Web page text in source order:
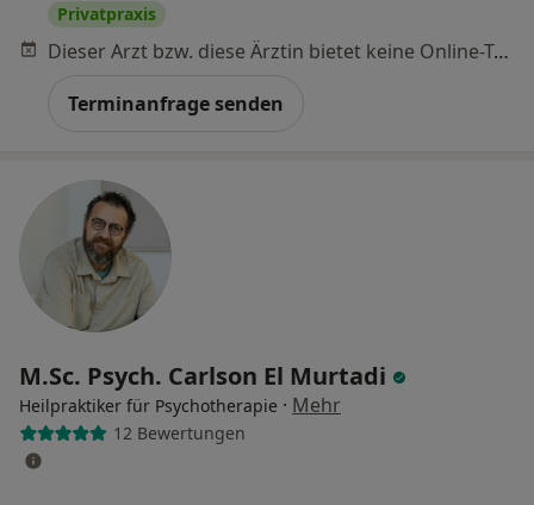
Privatpraxis
Dieser Arzt bzw. diese Ärztin bietet keine Online-Terminbuchung an diesem Standort an.
Terminanfrage senden
M.Sc. Psych. Carlson El Murtadi
Heilpraktiker für Psychotherapie · Mehr
12 Bewertungen